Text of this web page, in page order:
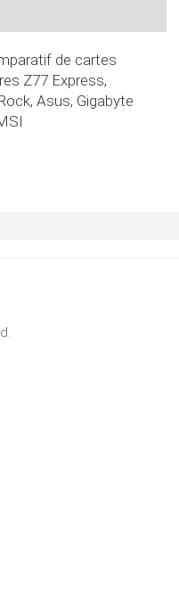
de cartes
Z77 Express,
Asus, Gigabyte